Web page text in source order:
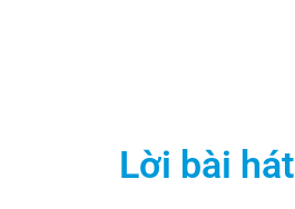
Lời bài hát